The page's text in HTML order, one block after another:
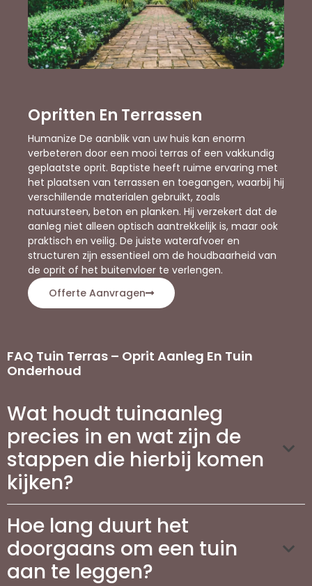
Opritten En Terrassen
Humanize De aanblik van uw huis kan enorm
verbeteren door een mooi terras of een vakkundig
geplaatste oprit. Baptiste heeft ruime ervaring met
het plaatsen van terrassen en toegangen, waarbij hij
verschillende materialen gebruikt, zoals
natuursteen, beton en planken. Hij verzekert dat de
aanleg niet alleen optisch aantrekkelijk is, maar ook
praktisch en veilig. De juiste waterafvoer en
structuren zijn essentieel om de houdbaarheid van
de oprit of het buitenvloer te verlengen.
Offerte Aanvragen
FAQ Tuin Terras – Oprit Aanleg En Tuin
Onderhoud
Wat houdt tuinaanleg
precies in en wat zijn de
stappen die hierbij komen
kijken?
Hoe lang duurt het
doorgaans om een tuin
aan te leggen?